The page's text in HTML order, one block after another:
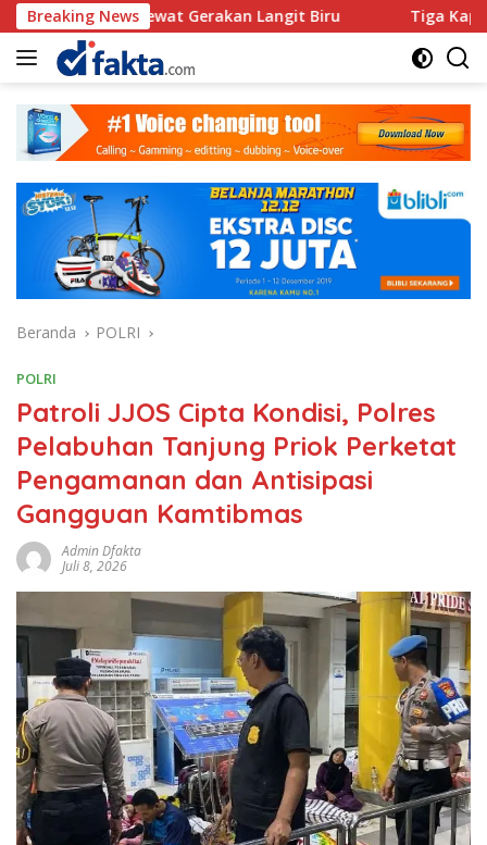
Langsung
ke
konten
Breaking News
Lewat Gerakan Langit Biru Tiga Kapal Nelayan
Beranda POLRI
POLRI
Patroli JJOS Cipta Kondisi, Polres
Pelabuhan Tanjung Priok Perketat
Pengamanan dan Antisipasi
Gangguan Kamtibmas
Admin Dfakta
Juli 8, 2026